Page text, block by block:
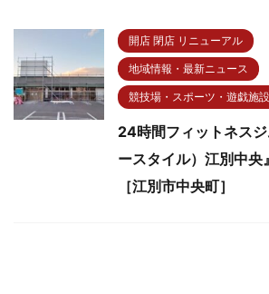
開店 閉店 リニューアル
地域情報・最新ニュース
競技場・スポーツ・遊戯施設
24時間フィットネス
ースタイル）江別中央
［江別市中央町］